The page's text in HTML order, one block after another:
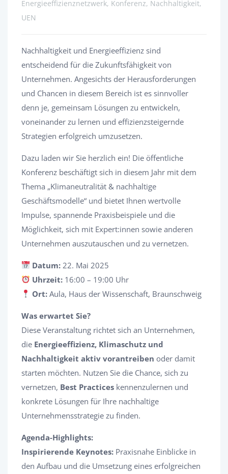
Energieeffizienznetzwerk, Konferenz, Nachhaltigkeit,
UEN
Nachhaltigkeit und Energieeffizienz sind
entscheidend für die Zukunftsfähigkeit von
Unternehmen. Angesichts der Herausforderungen
und Chancen in diesem Bereich ist es sinnvoller
denn je, gemeinsam Lösungen zu entwickeln,
voneinander zu lernen und effizienzsteigernde
Strategien erfolgreich umzusetzen.
Dazu laden wir Sie herzlich ein! Die öffentliche
Konferenz beschäftigt sich in diesem Jahr mit dem
Thema „Klimaneutralität & nachhaltige
Geschäftsmodelle“ und bietet Ihnen wertvolle
Impulse, spannende Praxisbeispiele und die
Möglichkeit, sich mit Expert:innen sowie anderen
Unternehmen auszutauschen und zu vernetzen.
Datum: 22. Mai 2025
Uhrzeit: 16:00 – 19:00 Uhr
Ort: Aula, Haus der Wissenschaft, Braunschweig
Was erwartet Sie?
Diese Veranstaltung richtet sich an Unternehmen,
die Energieeffizienz, Klimaschutz und
Nachhaltigkeit aktiv vorantreiben oder damit
starten möchten. Nutzen Sie die Chance, sich zu
vernetzen, Best Practices kennenzulernen und
konkrete Lösungen für Ihre nachhaltige
Unternehmensstrategie zu finden.
Agenda-Highlights:
Inspirierende Keynotes: Praxisnahe Einblicke in
den Aufbau und die Umsetzung eines erfolgreichen